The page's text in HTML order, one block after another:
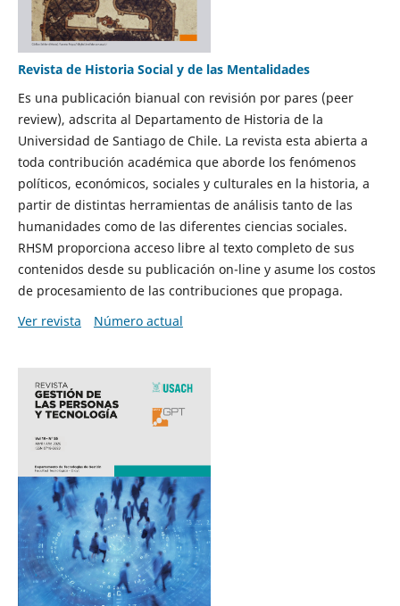
Revista de Historia Social y de las Mentalidades
Es una publicación bianual con revisión por pares (peer
review), adscrita al Departamento de Historia de la
Universidad de Santiago de Chile. La revista esta abierta a
toda contribución académica que aborde los fenómenos
políticos, económicos, sociales y culturales en la historia, a
partir de distintas herramientas de análisis tanto de las
humanidades como de las diferentes ciencias sociales.
RHSM proporciona acceso libre al texto completo de sus
contenidos desde su publicación on-line y asume los costos
de procesamiento de las contribuciones que propaga.
Ver revista
Número actual